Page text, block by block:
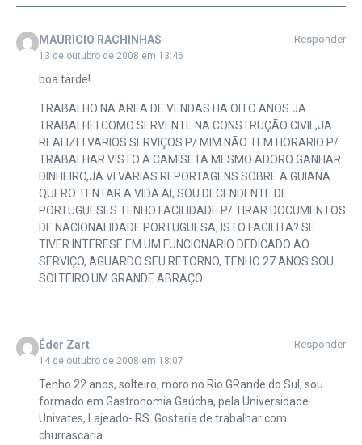
MAURICIO RACHINHAS
13 de outubro de 2008 em 13:46
Responder
boa tarde!
TRABALHO NA AREA DE VENDAS HA OITO ANOS JA
TRABALHEI COMO SERVENTE NA CONSTRUÇÃO CIVIL,JA
REALIZEI VARIOS SERVIÇOS P/ MIM NÃO TEM HORARIO P/
TRABALHAR VISTO A CAMISETA MESMO ADORO GANHAR
DINHEIRO,JA VI VARIAS REPORTAGENS SOBRE A GUIANA
QUERO TENTAR A VIDA AI, SOU DECENDENTE DE
PORTUGUESES TENHO FACILIDADE P/ TIRAR DOCUMENTOS
DE NACIONALIDADE PORTUGUESA, ISTO FACILITA? SE
TIVER INTERESE EM UM FUNCIONARIO DEDICADO AO
SERVIÇO, AGUARDO SEU RETORNO, TENHO 27 ANOS SOU
SOLTEIRO.UM GRANDE ABRAÇO
Éder Zart
14 de outubro de 2008 em 18:07
Responder
Tenho 22 anos, solteiro, moro no Rio GRande do Sul, sou
formado em Gastronomia Gaúcha, pela Universidade
Univates, Lajeado- RS. Gostaria de trabalhar com
churrascaria.